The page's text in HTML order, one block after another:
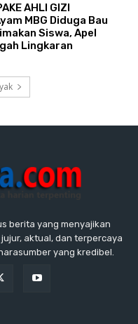
AHLI GIZI
MBG Diduga Bau
Siswa, Apel
Lingkaran
berita yang menyajikan
aktual, dan terpercaya
yang kredibel.